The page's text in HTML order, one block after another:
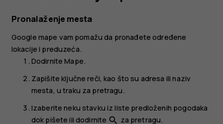
Nokia
C22
Pronalaženje mesta
Google mape vam pomažu da pronađete određene
lokacije i preduzeća.
DodirniteMape.
Zapišite ključne reči, kao što su adresa ili naziv
mesta, u traku za pretragu.
Izaberite neku stavku iz liste predloženih pogodaka
dok pišete ili dodirnite search za pretragu.